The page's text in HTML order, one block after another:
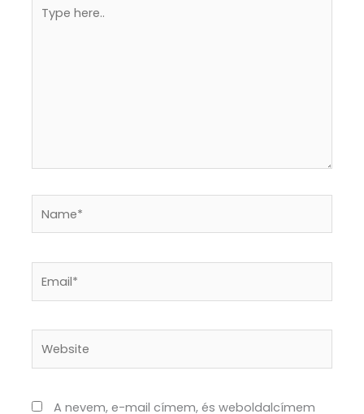
here..
A nevem, e-mail címem, és weboldalcímem